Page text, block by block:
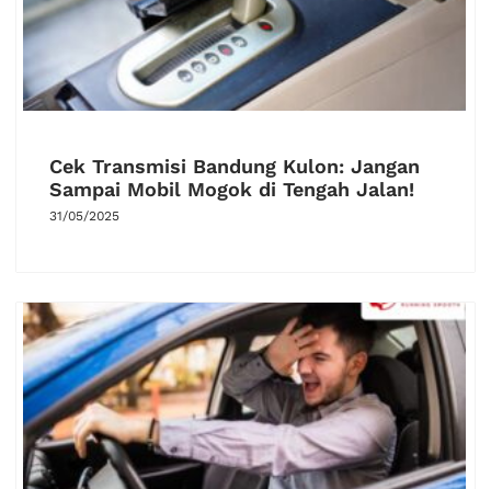
Cek Transmisi Bandung Kulon: Jangan
Sampai Mobil Mogok di Tengah Jalan!
31/05/2025